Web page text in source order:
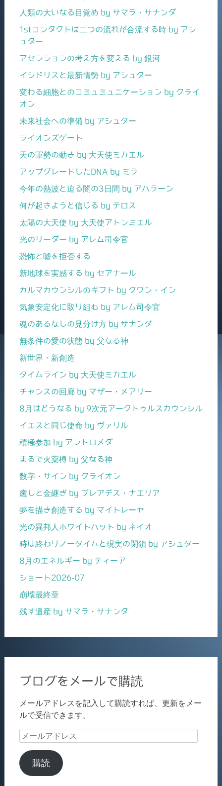
人類の大いなる目覚め by サマラ・サナンダ
1stコンタクトは二つの流れが合流する時 by アシ
ュター
アセンションの考え方を変える by 銀河
イシドリスと最新情勢 by アシュター
変わる細胞とのコミュミュニケーション by クライ
オン
未来社会への準備 by アシュター
ライオンズゲート
天の軍勢の動き by 大天使ミカエル
アップグレードしたDNA by ミラ
今年の熱波と迫る闇の3日間 by アハラーン
何が起きようと信じる by テロス
太陽の大天使 by 大天使アトンミエル
光のリーダー by アレム司令官
恐怖と嘘を拒否する
新地球を実感する by セアナール
カルマカウンシルのギフト by クワン・イン
気象安定化に取り組む by アレム司令官
魂のあるなしの見分け方 by サナンダ
無条件の愛の状態 by 父なる神
新世界・新創造
タイムライン by 大天使ミカエル
チャンスの回廊 by マザー・メアリー
8月はどうなる by 9次元アークトゥルスカウンシル
イエスと同じ使命 by ヴァリル
積極参加 by アンドロメダ
まるで火薬樽 by 父なる神
数字・サイン by クライオン
癒しと金継ぎ by プレアデス・ナエリア
夢を描き創造する by マイトレーヤ
光の異邦人ホワイトハット by ネイオ
時は終わりノータイムと現実の閉鎖 by アシュター
8月のエネルギー by ティーア
ショート2026-07
崩壊最終章
残す遺産 by サマラ・サナンダ
ブログをメールで購読
メールアドレスを記入して購読すれば、更新をメー
ルで受信できます。
メ
ル
ア
購読